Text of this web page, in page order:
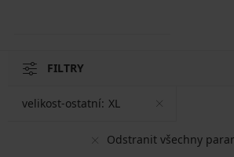
FILTRY
Odstranit všechny
velikost-ostatní: XL